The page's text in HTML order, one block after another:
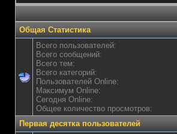
Общая Статистика
Всего пользователей:
Всего сообщений:
Всего тем:
Всего категорий:
Пользователей Online:
Максимум Online:
Сегодня Online:
Общее количество просмотров:
Первая десятка пользователей